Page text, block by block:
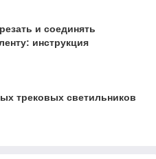
и соединять
инструкция
трековых светильников